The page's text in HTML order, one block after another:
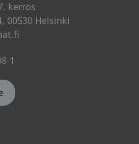
kerros
00530 Helsinki
1